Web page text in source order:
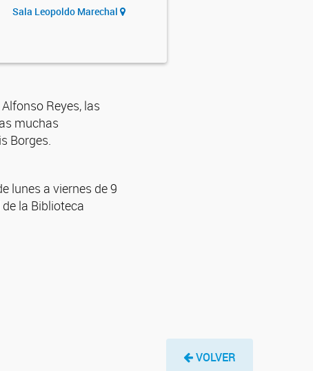
Sala Leopoldo Marechal
Reyes, las
muchas
Borges.
lunes a viernes de 9
la Biblioteca
VOLVER